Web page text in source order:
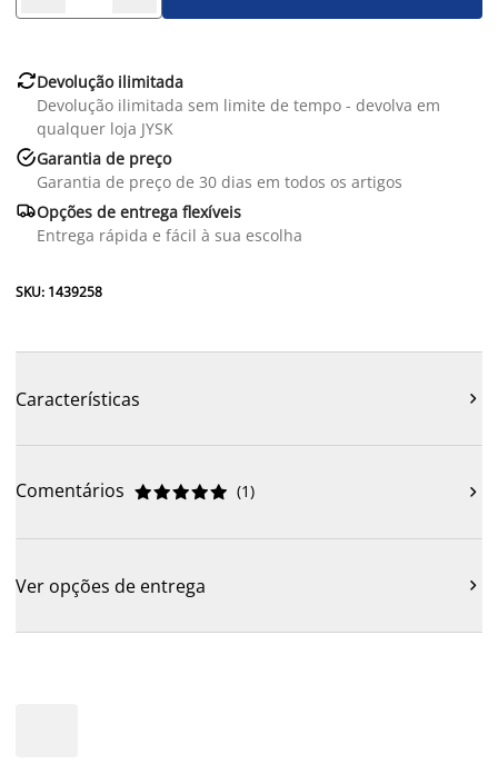
Devolução ilimitada
Devolução ilimitada sem limite de tempo - devolva em
qualquer loja JYSK
Garantia de preço
Garantia de preço de 30 dias em todos os artigos
Opções de entrega flexíveis
Entrega rápida e fácil à sua escolha
SKU: 1439258
Características 
Comentários 




 (1) 
Ver opções de entrega 